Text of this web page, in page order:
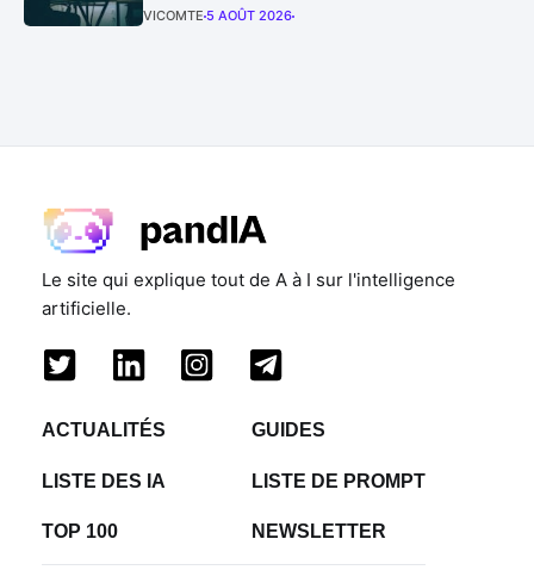
VICOMTE 5 AOÛT 2026
Le site qui explique tout de A à I sur l'intelligence
artificielle.
ACTUALITÉS GUIDES
LISTE DES IA LISTE DE PROMPT
TOP 100 NEWSLETTER